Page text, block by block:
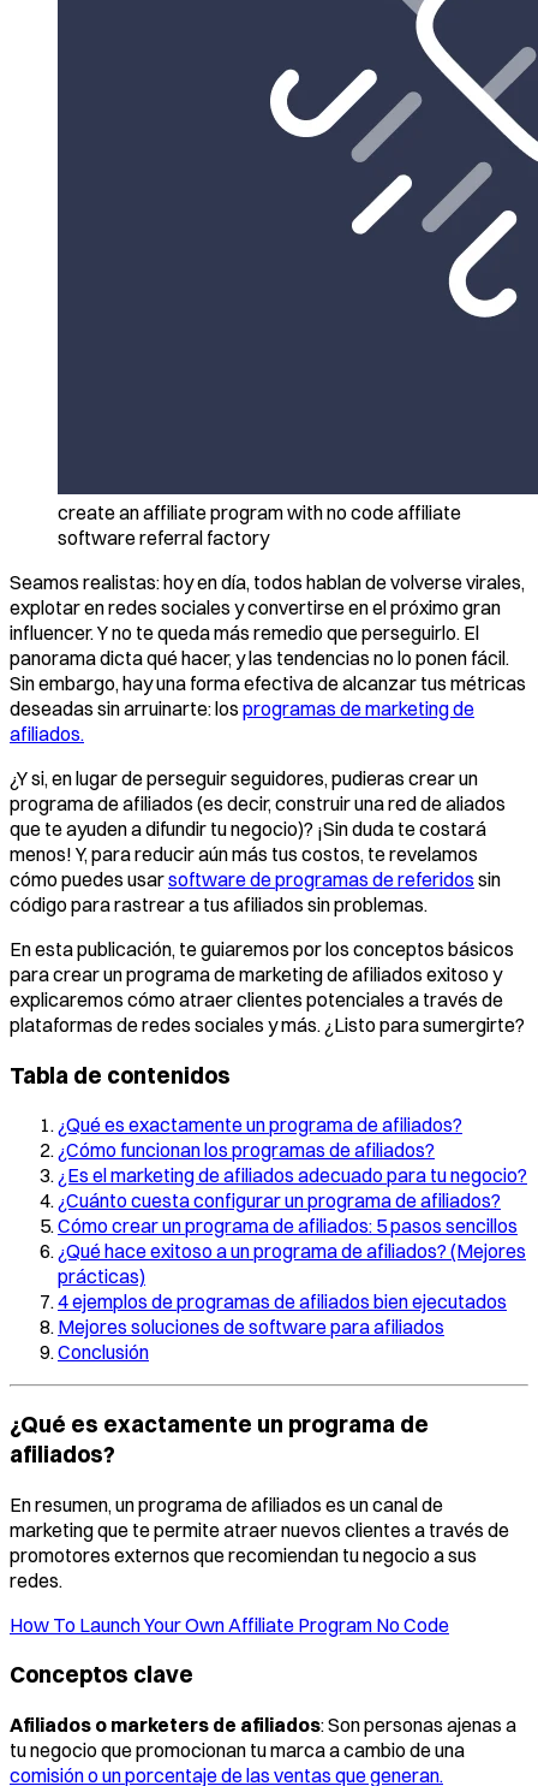
create an affiliate program with no code affiliate
software referral factory
Seamos realistas: hoy en día, todos hablan de volverse virales,
explotar en redes sociales y convertirse en el próximo gran
influencer. Y no te queda más remedio que perseguirlo. El
panorama dicta qué hacer, y las tendencias no lo ponen fácil.
Sin embargo, hay una forma efectiva de alcanzar tus métricas
deseadas sin arruinarte: los programas de marketing de
afiliados.
¿Y si, en lugar de perseguir seguidores, pudieras crear un
programa de afiliados (es decir, construir una red de aliados
que te ayuden a difundir tu negocio)? ¡Sin duda te costará
menos! Y, para reducir aún más tus costos, te revelamos
cómo puedes usarsoftware de programas de referidos sin
código para rastrear a tus afiliados sin problemas.
En esta publicación, te guiaremos por los conceptos básicos
para crear un programa de marketing de afiliados exitoso y
explicaremos cómo atraer clientes potenciales a través de
plataformas de redes sociales y más. ¿Listo para sumergirte?
Tabla de contenidos
¿Qué es exactamente un programa de afiliados?
¿Cómo funcionan los programas de afiliados?
¿Es el marketing de afiliados adecuado para tu negocio?
¿Cuánto cuesta configurar un programa de afiliados?
Cómo crear un programa de afiliados: 5 pasos sencillos
¿Qué hace exitoso a un programa de afiliados? (Mejores
prácticas)
4 ejemplos de programas de afiliados bien ejecutados
Mejores soluciones de software para afiliados
Conclusión
¿Qué es exactamente un programa de
afiliados?
En resumen, un programa de afiliados es un canal de
marketing que te permite atraer nuevos clientes a través de
promotores externos que recomiendan tu negocio a sus
redes.
How To Launch Your Own Affiliate Program No Code
Conceptos clave
Afiliados o marketers de afiliados: Son personas ajenas a
tu negocio que promocionan tu marca a cambio de una
comisión o un porcentaje de las ventas que generan.